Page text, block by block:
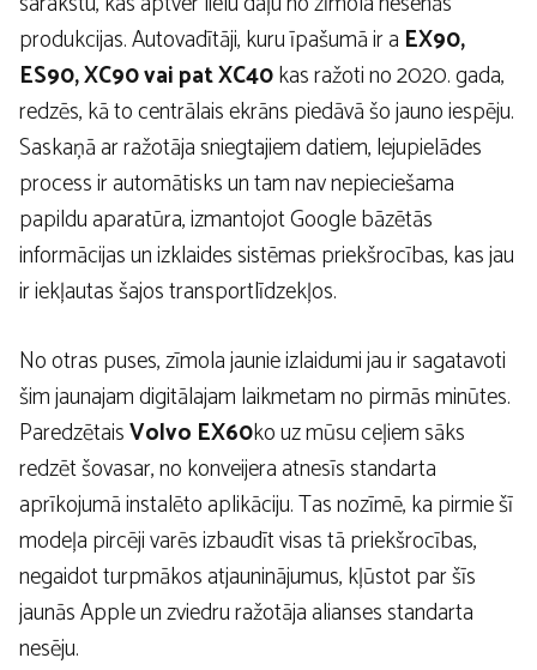
produkcijas. Autovadītāji, kuru īpašumā ir a EX90,
ES90, XC90 vai pat XC40kas ražoti no 2020. gada,
redzēs, kā to centrālais ekrāns piedāvā šo jauno iespēju.
Saskaņā ar ražotāja sniegtajiem datiem, lejupielādes
process ir automātisks un tam nav nepieciešama
papildu aparatūra, izmantojot Google bāzētās
informācijas un izklaides sistēmas priekšrocības, kas jau
ir iekļautas šajos transportlīdzekļos.
No otras puses, zīmola jaunie izlaidumi jau ir sagatavoti
šim jaunajam digitālajam laikmetam no pirmās minūtes.
ParedzētaisVolvo EX60ko uz mūsu ceļiem sāks
redzēt šovasar, no konveijera atnesīs standarta
aprīkojumā instalēto aplikāciju. Tas nozīmē, ka pirmie šī
modeļa pircēji varēs izbaudīt visas tā priekšrocības,
negaidot turpmākos atjauninājumus, kļūstot par šīs
jaunās Apple un zviedru ražotāja alianses standarta
nesēju.